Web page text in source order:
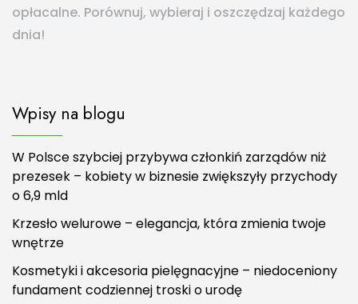
opłacalne. Porównuj, wybieraj i oszczędzaj każdego
dnia!
Wpisy na blogu
W Polsce szybciej przybywa członkiń zarządów niż
prezesek – kobiety w biznesie zwiększyły przychody
o 6,9 mld
Krzesło welurowe – elegancja, która zmienia twoje
wnętrze
Kosmetyki i akcesoria pielęgnacyjne – niedoceniony
fundament codziennej troski o urodę